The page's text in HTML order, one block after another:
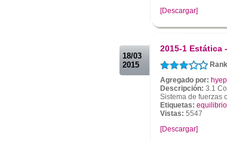
[Descargar]
18/03
2015
2015-1 Estática
Agregado por:
Descripción: 3.1
Sistema de fuerzas
Etiquetas: equilibrio
Vistas: 5547
[Descargar]